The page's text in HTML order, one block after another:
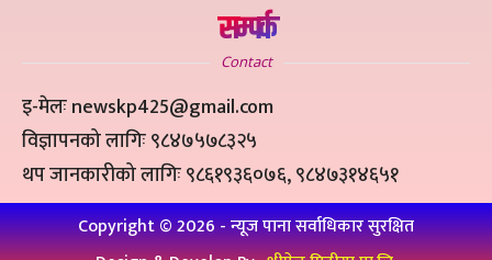
सम्पर्क
Contact
इ-मेलः newskp425@gmail.com
विज्ञापनको लागिः ९८४७५७८३२५
थप जानकारीको लागिः ९८६१९३६०७६, ९८४७३१४६५१
Copyright ©2026- न्यूज पाना सर्वाधिकार सुरक्षित